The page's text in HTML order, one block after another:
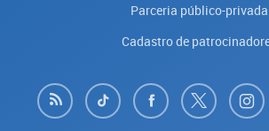
Parceria público-privada
Cadastro de